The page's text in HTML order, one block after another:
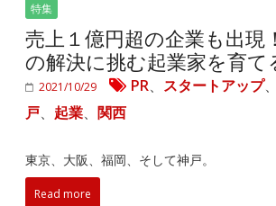
特集
売上１億円超の企業も出現
の解決に挑む起業家を育て
2021/10/29 PR、 スタートアップ
戸、 起業、関西
東京、大阪、福岡、そして神戸。
Read more